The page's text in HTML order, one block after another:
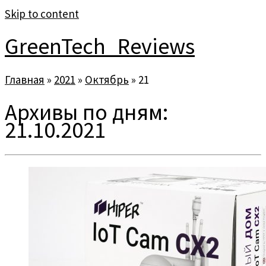
Skip to content
GreenTech_Reviews
Главная » 2021 » Октябрь » 21
Архивы по дням:
21.10.2021